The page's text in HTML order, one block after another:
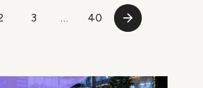
PaginaPagina
3 …
Laatste
40
Volgende